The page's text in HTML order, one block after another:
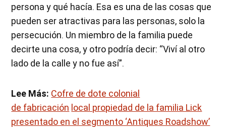
persona y qué hacía. Esa es una de las cosas que
pueden ser atractivas para las personas, solo la
persecución. Un miembro de la familia puede
decirte una cosa, y otro podría decir: “Viví al otro
lado de la calle y no fue así”.
Lee Más: Cofre de dote colonial
de fabricación local propiedad de la familia Lick
presentado en el segmento ‘Antiques Roadshow’